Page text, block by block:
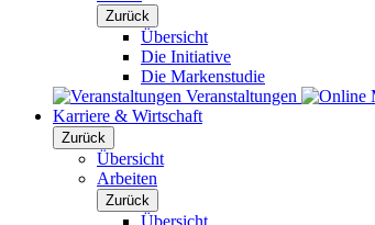
Zurück
Übersicht
Die Initiative
Die Markenstudie
Veranstaltungen
Karriere & Wirtschaft
Zurück
Übersicht
Arbeiten
Zurück
Übersicht